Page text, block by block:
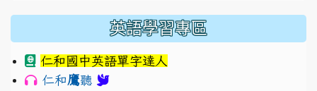
英語學習專區
仁和國中英語單字達人
仁和鷹聽